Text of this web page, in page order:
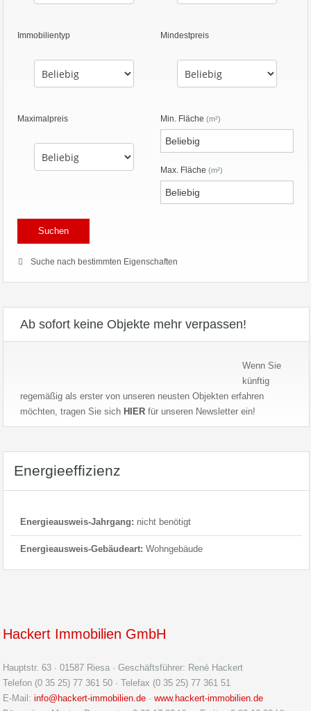
Immobilientyp Mindestpreis
Maximalpreis Min. Fläche (m²)
Max. Fläche (m²)
Suche nach bestimmten Eigenschaften
Ab sofort keine Objekte mehr verpassen!
Wenn Sie
künftig
regemäßig als erster von unseren neusten Objekten erfahren
möchten, tragen Sie sich HIER für unseren Newsletter ein!
Energieeffizienz
Energieausweis-Jahrgang: nicht benötigt
Energieausweis-Gebäudeart: Wohngebäude
Hackert Immobilien GmbH
Hauptstr. 63 · 01587 Riesa · Geschäftsführer: René Hackert
Telefon (0 35 25) 77 361 50 · Telefax (0 35 25) 77 361 51
E-Mail: info@hackert-immobilien.de · www.hackert-immobilien.de